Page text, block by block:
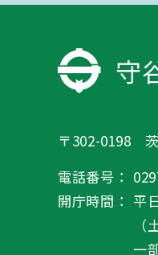
守
〒302-0198
電話番号：
開庁時間： 平
一